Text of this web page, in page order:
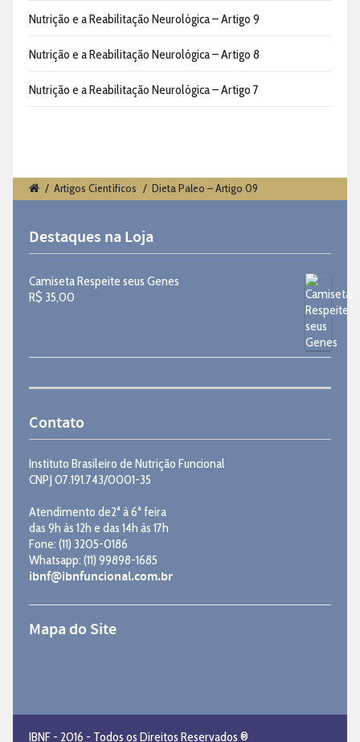
Nutrição e a Reabilitação Neurológica – Artigo 9
Nutrição e a Reabilitação Neurológica – Artigo 8
Nutrição e a Reabilitação Neurológica – Artigo 7
/ Artigos Científicos / Dieta Paleo – Artigo 09
Destaques na Loja
Camiseta Respeite seus Genes
R$ 35,00
Contato
Instituto Brasileiro de Nutrição Funcional
CNPJ 07.191.743/0001-35
Atendimento de2ª à 6ª feira
das 9h às 12h e das 14h às 17h
Fone: (11) 3205-0186
Whatsapp: (11) 99898-1685
ibnf@ibnfuncional.com.br
Mapa do Site
IBNF - 2016 - Todos os Direitos Reservados ®